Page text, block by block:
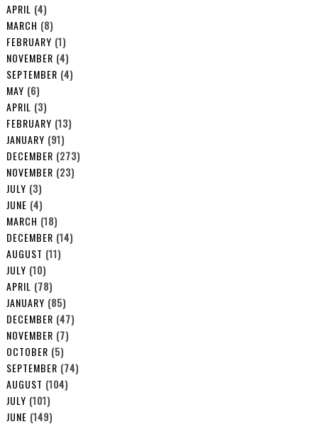
APRIL (4)
MARCH (8)
FEBRUARY (1)
NOVEMBER (4)
SEPTEMBER (4)
MAY (6)
APRIL (3)
FEBRUARY (13)
JANUARY (91)
DECEMBER (273)
NOVEMBER (23)
JULY (3)
JUNE (4)
MARCH (18)
DECEMBER (14)
AUGUST (11)
JULY (10)
APRIL (78)
JANUARY (85)
DECEMBER (47)
NOVEMBER (7)
OCTOBER (5)
SEPTEMBER (74)
AUGUST (104)
JULY (101)
JUNE (149)